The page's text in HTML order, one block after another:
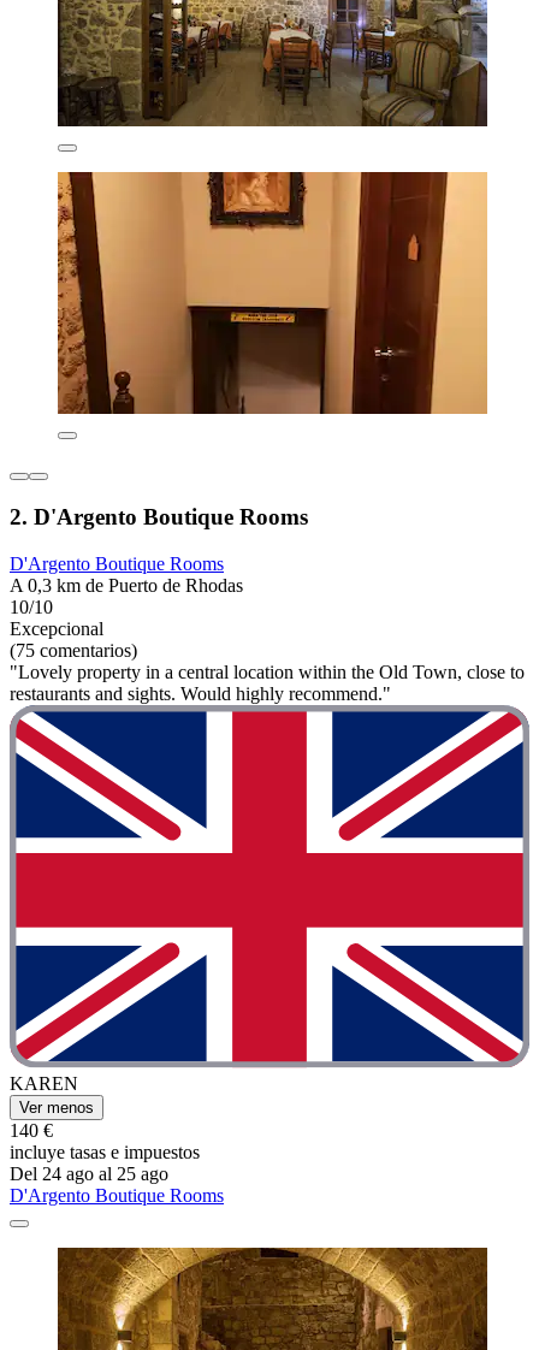
2. D'Argento Boutique Rooms
D'Argento Boutique Rooms
A 0,3 km de Puerto de Rhodas
10/10
Excepcional
(75 comentarios)
"Lovely property in a central location within the Old Town, close to
restaurants and sights. Would highly recommend."
KAREN
Ver menos
140 €
incluye tasas e impuestos
Del 24 ago al 25 ago
D'Argento Boutique Rooms